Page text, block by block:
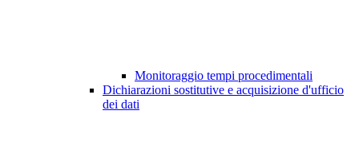
Monitoraggio tempi procedimentali
Dichiarazioni sostitutive e acquisizione d'ufficio
dei dati